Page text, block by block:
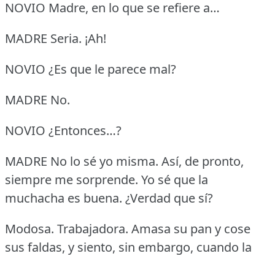
NOVIO Madre, en lo que se refiere a…
MADRE Seria. ¡Ah!
NOVIO ¿Es que le parece mal?
MADRE No.
NOVIO ¿Entonces…?
MADRE No lo sé yo misma. Así, de pronto,
siempre me sorprende. Yo sé que la
muchacha es buena. ¿Verdad que sí?
Modosa. Trabajadora. Amasa su pan y cose
sus faldas, y siento, sin embargo, cuando la